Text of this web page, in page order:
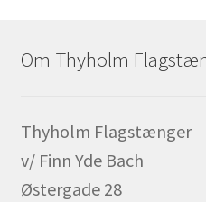
Om Thyholm
Thyholm Flagstænger
v/ Finn Yde Bach
Østergade 28